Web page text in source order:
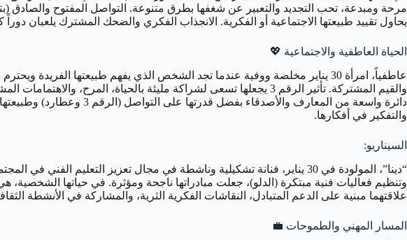
مرحة ومبدعة، تحب التجديد والتعبير عن شغفها بطرق متنوعة. التواصل المفتوح والصادق
يحاول تقييد طبيعتها الاجتماعية أو الفكرية. الانجذاب الفكري والضحك المشترك يلعبان دوراً
الحياة العاطفية والاجتماعية 💖
عاطفياً، امرأة 30 يناير مخلصة ووفية عندما تجد الشخص الذي يفهم طبيعتها
والقيم المشتركة. تأثير الرقم 3 يجعلها تسعى لشراكة مليئة بالحياة،
دائرة واسعة من المعارف
والتفكير في أفكارها.
السيناريو:
وتنظيم فعاليات فنية مبتكرة (الدلو)، جعلت مبادراتها ناجحة ومؤثرة. في حياتها الشخصية، هي
علاقتهما مبنية على الدعم المتبادل، النقاشات الفكرية الثرية، والمشاركة في الأنشطة
المسار المهني والطموحات 💼